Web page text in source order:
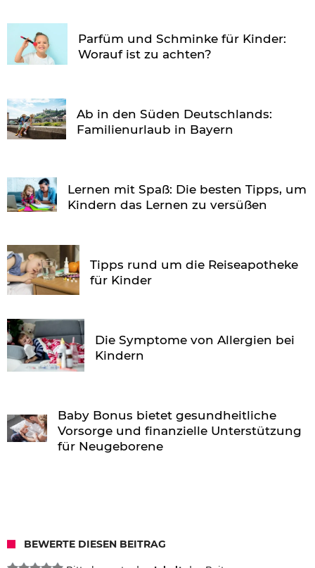
Parfüm und Schminke für Kinder:
Worauf ist zu achten?
Ab in den Süden Deutschlands:
Familienurlaub in Bayern
Lernen mit Spaß: Die besten Tipps, um
Kindern das Lernen zu versüßen
Tipps rund um die Reiseapotheke
für Kinder
Die Symptome von Allergien bei
Kindern
Baby Bonus bietet gesundheitliche
Vorsorge und finanzielle Unterstützung
für Neugeborene
BEWERTE DIESEN BEITRAG